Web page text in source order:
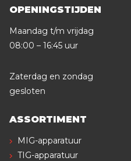
OPENINGSTIJDEN
Maandag t/m vrijdag
08:00 – 16:45 uur
Zaterdag en zondag
gesloten
ASSORTIMENT
MIG-apparatuur
TIG-apparatuur